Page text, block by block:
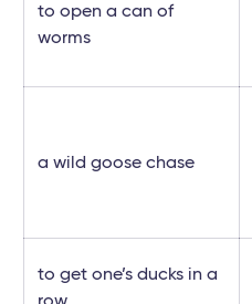
to open a can of
worms
a wild goose chase
to get one’s ducks in a
row